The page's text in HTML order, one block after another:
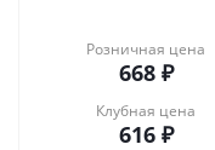
Розничная цена
668₽
Клубная цена
616₽